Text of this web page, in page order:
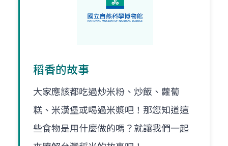
稻香的故事
大家應該都吃過炒米粉、炒飯、蘿蔔
糕、米漢堡或喝過米漿吧！那您知道這
些食物是用什麼做的嗎？就讓我們一起